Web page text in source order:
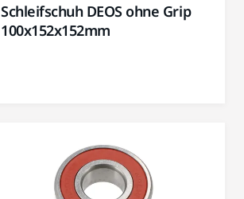
Schleifschuh DEOS ohne Grip
100x152x152mm